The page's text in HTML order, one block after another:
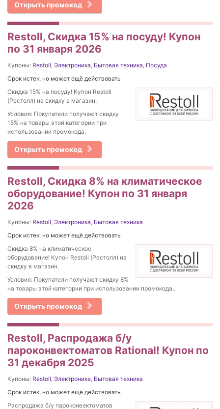
Открыть промокод
Restoll, Скидка 15% на посуду! Купон
по 31 января 2026
Купоны: Restoll, Электроника, Бытовая техника, Посуда
Срок истек, но может ещё действовать
Скидка 15% на посуду! Купон Restoll
(Рестолл) на скидку в магазин.
Условия: Покупатели получают скидку
15% на товары этой категории при
использовании промокода.
Открыть промокод
Restoll, Скидка 8% на климатическое
оборудование! Купон по 31 января
2026
Купоны: Restoll, Электроника, Бытовая техника
Срок истек, но может ещё действовать
Скидка 8% на климатическое
оборудование! Купон Restoll (Рестолл) на
скидку в магазин.
Условия: Покупатели получают скидку 8%
на товары этой категории при использовании промокода..
Открыть промокод
Restoll, Распродажа б/у
пароконвектоматов Rational! Купон по
31 декабря 2025
Купоны: Restoll, Электроника, Бытовая техника
Срок истек, но может ещё действовать
Распродажа б/у пароконвектоматов